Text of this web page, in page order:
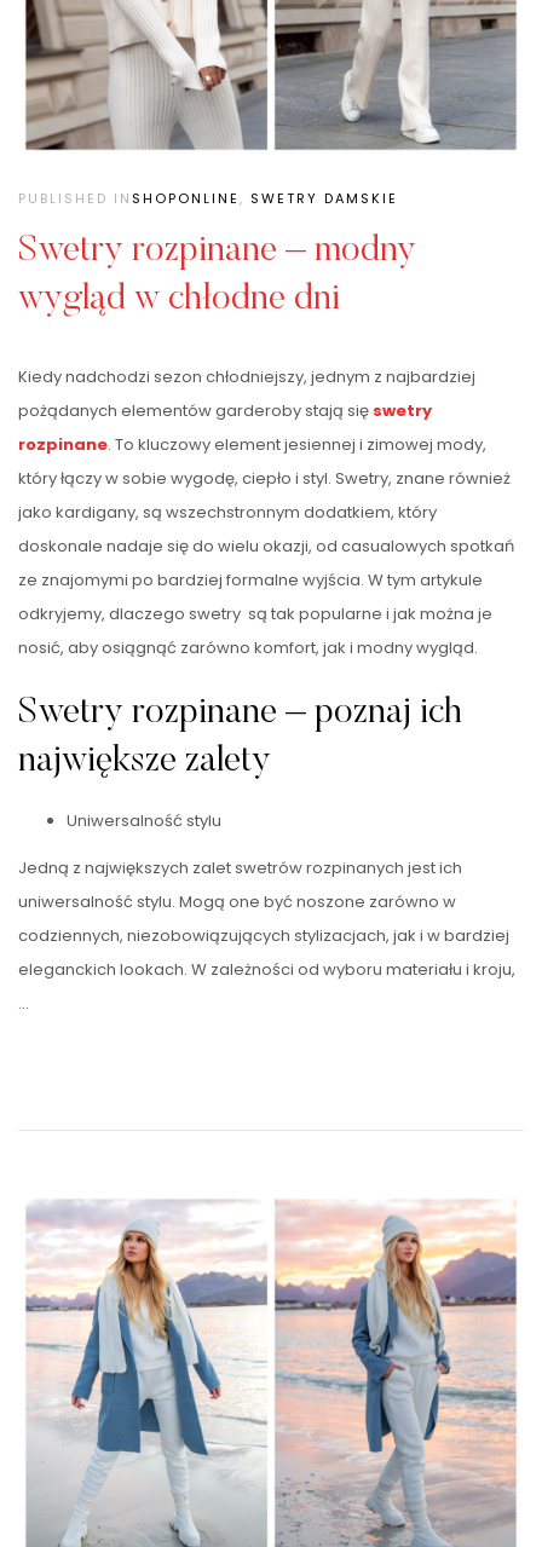
PUBLISHED IN SHOPONLINE, SWETRY DAMSKIE
Swetry rozpinane – modny
wygląd w chłodne dni
Kiedy nadchodzi sezon chłodniejszy, jednym z najbardziej
pożądanych elementów garderoby stają się swetry
rozpinane. To kluczowy element jesiennej i zimowej mody,
który łączy w sobie wygodę, ciepło i styl. Swetry, znane również
jako kardigany, są wszechstronnym dodatkiem, który
doskonale nadaje się do wielu okazji, od casualowych spotkań
ze znajomymi po bardziej formalne wyjścia. W tym artykule
odkryjemy, dlaczego swetry są tak popularne i jak można je
nosić, aby osiągnąć zarówno komfort, jak i modny wygląd.
Swetry rozpinane – poznaj ich
największe zalety
Uniwersalność stylu
Jedną z największych zalet swetrów rozpinanych jest ich
uniwersalność stylu. Mogą one być noszone zarówno w
codziennych, niezobowiązujących stylizacjach, jak i w bardziej
eleganckich lookach. W zależności od wyboru materiału i kroju,
…